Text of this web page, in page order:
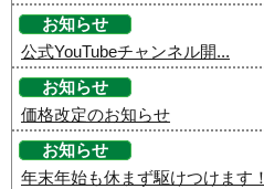
お知らせ
公式YouTubeチャンネル開...
お知らせ
価格改定のお知らせ
お知らせ
年末年始も休まず駆けつけます！